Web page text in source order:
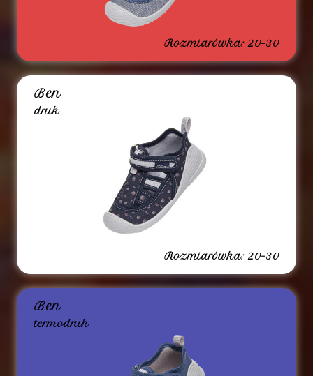
Rozmiarówka: 20-30
Ben
druk
Rozmiarówka: 20-30
Ben
termodruk